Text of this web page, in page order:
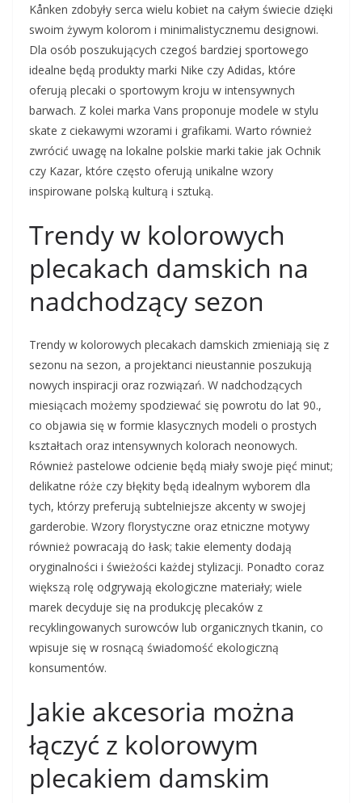
Kånken zdobyły serca wielu kobiet na całym świecie dzięki
swoim żywym kolorom i minimalistycznemu designowi.
Dla osób poszukujących czegoś bardziej sportowego
idealne będą produkty marki Nike czy Adidas, które
oferują plecaki o sportowym kroju w intensywnych
barwach. Z kolei marka Vans proponuje modele w stylu
skate z ciekawymi wzorami i grafikami. Warto również
zwrócić uwagę na lokalne polskie marki takie jak Ochnik
czy Kazar, które często oferują unikalne wzory
inspirowane polską kulturą i sztuką.
Trendy w kolorowych
plecakach damskich na
nadchodzący sezon
Trendy w kolorowych plecakach damskich zmieniają się z
sezonu na sezon, a projektanci nieustannie poszukują
nowych inspiracji oraz rozwiązań. W nadchodzących
miesiącach możemy spodziewać się powrotu do lat 90.,
co objawia się w formie klasycznych modeli o prostych
kształtach oraz intensywnych kolorach neonowych.
Również pastelowe odcienie będą miały swoje pięć minut;
delikatne róże czy błękity będą idealnym wyborem dla
tych, którzy preferują subtelniejsze akcenty w swojej
garderobie. Wzory florystyczne oraz etniczne motywy
również powracają do łask; takie elementy dodają
oryginalności i świeżości każdej stylizacji. Ponadto coraz
większą rolę odgrywają ekologiczne materiały; wiele
marek decyduje się na produkcję plecaków z
recyklingowanych surowców lub organicznych tkanin, co
wpisuje się w rosnącą świadomość ekologiczną
konsumentów.
Jakie akcesoria można
łączyć z kolorowym
plecakiem damskim